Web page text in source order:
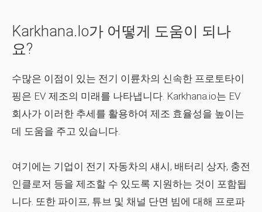
Karkhana.io가 어떻게 도움이 되나
요?
수많은 이점이 있는 전기 이륜차의 신속한 프로토타이
핑은 EV 제조의 미래를 나타냅니다. Karkhana.io는 EV
회사가 이러한 추세를 활용하여 제조 효율성을 높이는
데 도움을 주고 있습니다.
여기에는 기업이 전기 자동차의 섀시, 배터리 상자, 충전
인클로저 등을 제조할 수 있도록 지원하는 것이 포함됩
니다. 또한 파이프, 튜브 및 채널 단면 빔에 대해 프로파